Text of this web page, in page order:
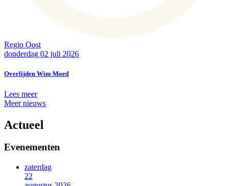
Regio Oost
donderdag 02 juli 2026
Overlijden Wim Moed
Lees meer
Meer nieuws
Actueel
Evenementen
zaterdag
22